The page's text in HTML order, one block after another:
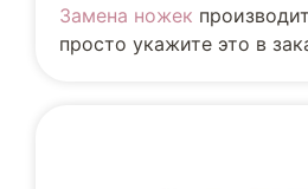
Замена ножек
просто укажите это в